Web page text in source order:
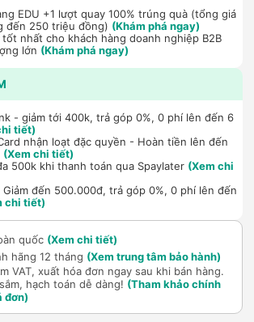
EDU +1 lượt quay 100% trúng quà (tổng giá
đến 250 triệu đồng) (Khám phá ngay)
tốt nhất cho khách hàng doanh nghiệp B2B
lớn (Khám phá ngay)
- giảm tới 400k, trả góp 0%, 0 phí lên đến 6
tiết)
nhận loạt đặc quyền - Hoàn tiền lên đến
(Xem chi tiết)
500k khi thanh toán qua Spaylater (Xem chi
Giảm đến 500.000đ, trả góp 0%, 0 phí lên đến
chi tiết)
quốc (Xem chi tiết)
hãng 12 tháng (Xem trung tâm bảo hành)
VAT, xuất hóa đơn ngay sau khi bán hàng.
hạch toán dễ dàng! (Tham khảo chính
đơn)